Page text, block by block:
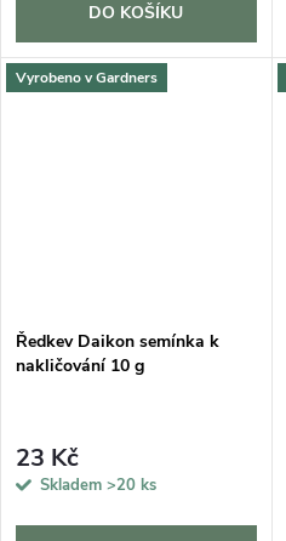
DO KOŠÍKU
Vyrobeno v Gardners
Ředkev Daikon semínka k
nakličování 10 g
23 Kč
Skladem >20 ks